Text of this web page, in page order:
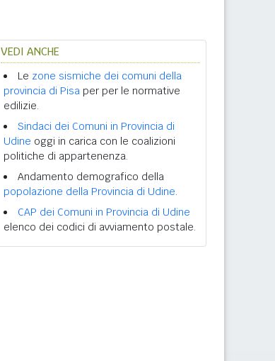
VEDI ANCHE
Le zone sismiche dei comuni della
provincia di Pisa per per le normative
edilizie.
Sindaci dei Comuni in Provincia di
Udine oggi in carica con le coalizioni
politiche di appartenenza.
Andamento demografico della
popolazione della Provincia di Udine.
CAP dei Comuni in Provincia di Udine
elenco dei codici di avviamento postale.